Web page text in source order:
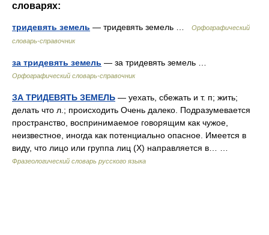
словарях:
тридевять земель — тридевять земель …
Орфографический
словарь-справочник
за тридевять земель — за тридевять земель …
Орфографический словарь-справочник
ЗА ТРИДЕВЯТЬ ЗЕМЕЛЬ — уехать, сбежать и т. п; жить;
делать что л.; происходить Очень далеко. Подразумевается
пространство, воспринимаемое говорящим как чужое,
неизвестное, иногда как потенциально опасное. Имеется в
виду, что лицо или группа лиц (Х) направляется в… …
Фразеологический словарь русского языка